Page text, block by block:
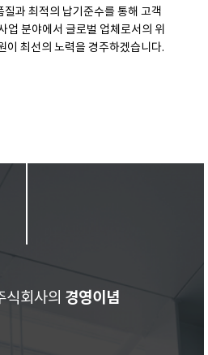
과 최적의 납기준수를 통해 고객
업 분야에서 글로벌 업체로서의 위
이 최선의 노력을 경주하겠습니다.
식회사의 경영이념